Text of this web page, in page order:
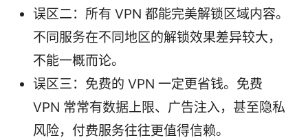
误区二：所有 VPN 都能完美解锁区域内容。
不同服务在不同地区的解锁效果差异较大，
不能一概而论。
误区三：免费的 VPN 一定更省钱。免费
VPN 常常有数据上限、广告注入，甚至隐私
风险，付费服务往往更值得信赖。